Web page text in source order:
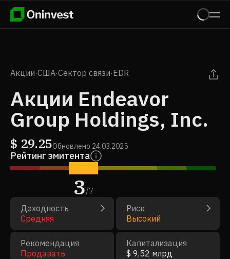
Акции·США·Сектор связи·EDR
Акции Endeavor
Group Holdings, Inc.
$ 29.25Обновлено 24.03.2025
Рейтинг эмитента
3/7
Доходность
Средняя
Риск
Высокий
Рекомендация
Продавать
Капитализация
$ 9,52 млрд